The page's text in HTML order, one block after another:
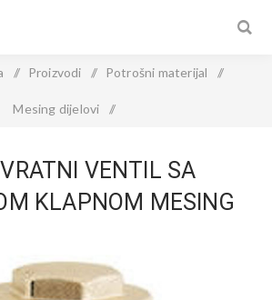
/ Proizvodi / Potrošni materijal /
Mesing dijelovi /
VENTIL SA
KLAPNOM MESING